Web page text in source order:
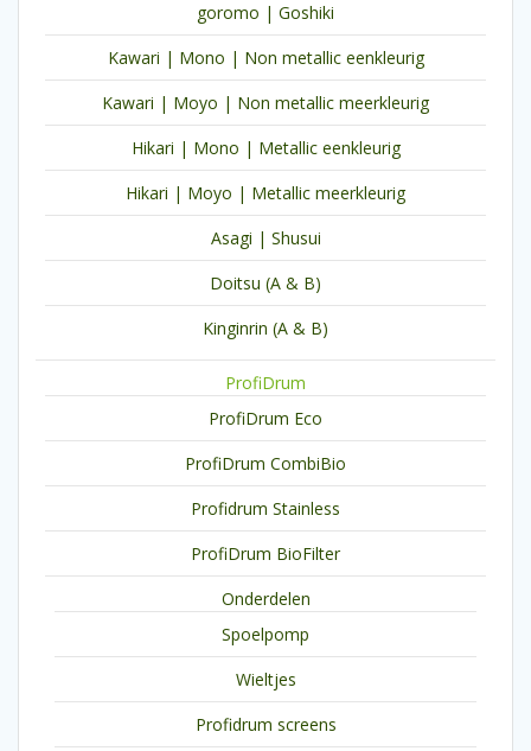
goromo | Goshiki
Kawari | Mono | Non metallic eenkleurig
Kawari | Moyo | Non metallic meerkleurig
Hikari | Mono | Metallic eenkleurig
Hikari | Moyo | Metallic meerkleurig
Asagi | Shusui
Doitsu (A & B)
Kinginrin (A & B)
ProfiDrum
ProfiDrum Eco
ProfiDrum CombiBio
Profidrum Stainless
ProfiDrum BioFilter
Onderdelen
Spoelpomp
Wieltjes
Profidrum screens